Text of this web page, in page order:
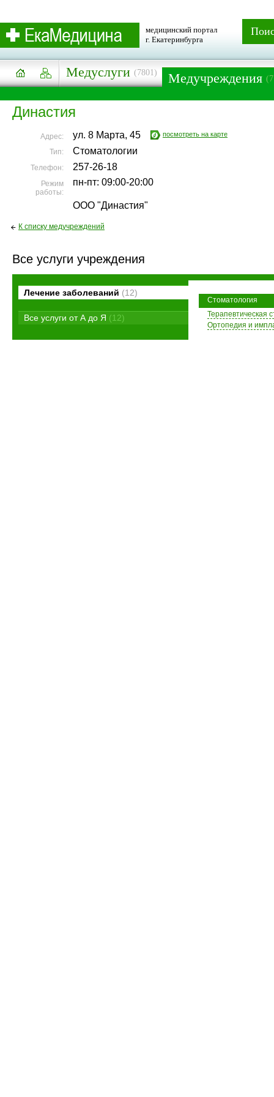
медицинский портал
г. Екатеринбурга
Медуслуги (7801) Медучреждения
Династия
Адрес: ул. 8 Марта, 45 посмотреть на карте
Тип: Стоматологии
Телефон: 257-26-18
Режим
работы:
пн-пт: 09:00-20:00
ООО "Династия"
К списку медучреждений
Все услуги учреждения
Лечение заболеваний (12)
Все услуги от А до Я (12)
Стоматология
Терапевтическая
Ортопедия и